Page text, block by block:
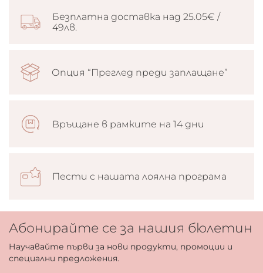
Безплатна доставка над 25.05€ /
49лв.
Опция “Преглед преди заплащане”
Връщане в рамките на 14 дни
Пести с нашата лоялна програма
Абонирайте се за нашия бюлетин
Научавайте първи за нови продукти, промоции и
специални предложения.